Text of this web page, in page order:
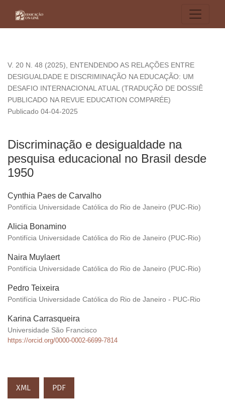
V. 20 N. 48 (2025), ENTENDENDO AS RELAÇÕES ENTRE
DESIGUALDADE E DISCRIMINAÇÃO NA EDUCAÇÃO: UM
DESAFIO INTERNACIONAL ATUAL (TRADUÇÃO DE DOSSIÊ
PUBLICADO NA REVUE EDUCATION COMPARÉE)
Discriminação e desigualdade na
pesquisa educacional no Brasil desde
1950
Publicado 04-04-2025
Cynthia Paes de Carvalho
Pontifícia Universidade Católica do Rio de Janeiro (PUC-Rio)
Alicia Bonamino
Pontifícia Universidade Católica do Rio de Janeiro (PUC-Rio)
Naira Muylaert
Pontifícia Universidade Católica do Rio de Janeiro (PUC-Rio)
Pedro Teixeira
Pontifícia Universidade Católica do Rio de Janeiro - PUC-Rio
Karina Carrasqueira
Universidade São Francisco
https://orcid.org/0000-0002-6699-7814
XML PDF